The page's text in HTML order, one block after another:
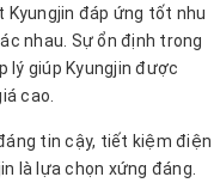
Kyungjin đáp ứng tốt nhu
nhau. Sự ổn định trong
lý giúp Kyungjin được
cao.
tin cậy, tiết kiệm điện
là lựa chọn xứng đáng.